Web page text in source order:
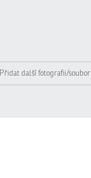
Přidat další fotografii/soubor